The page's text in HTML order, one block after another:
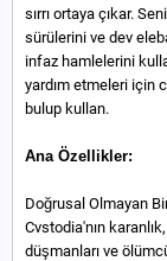
sırrı ortaya çıkar.
sürülerini ve dev
infaz hamlelerini
yardım etmeleri için
bulup kullan.
Ana Özellikler:
Doğrusal Olmayan
Cvstodia'nın
düşmanları ve